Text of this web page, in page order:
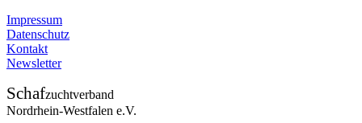
Impressum
Datenschutz
Kontakt
Newsletter
Schafzuchtverband
Nordrhein-Westfalen e.V.